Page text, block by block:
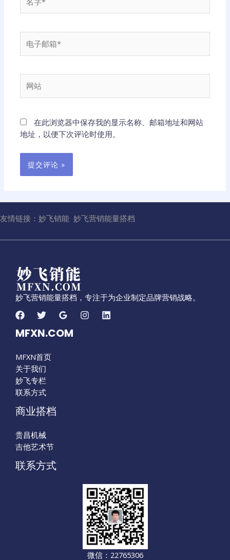
字
子
箱
站
在此浏览器中保存我的显示名称、邮箱地址和网站
地址，以便下次评论时使用。
友情链接： 妙飞销能 妙飞营销能量搭档
妙飞营销能量搭档，专注于为企业制定品牌营销战略。
MFXN.COM
MFXN首页
关于我们
妙飞专栏
联系方式
商业搭档
贵昌机械
吉他艺术节
联系方式
微信：22765306